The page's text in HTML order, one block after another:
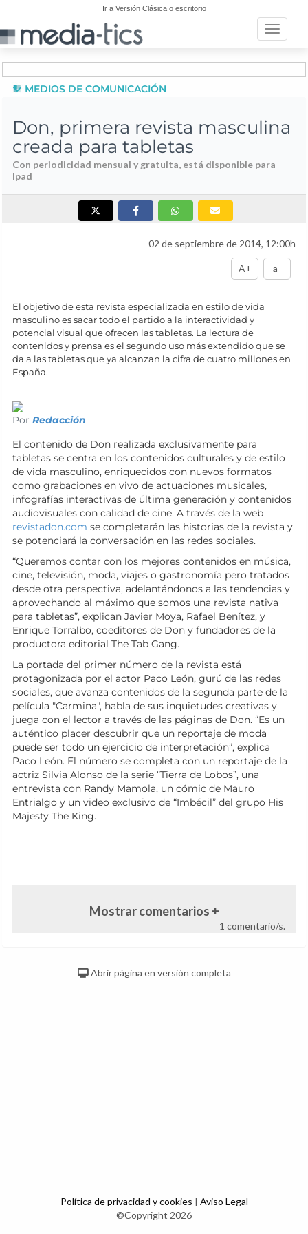
Ir a Versión Clásica o escritorio
Toggle
MEDIOS DE COMUNICACIÓN
Don, primera revista masculina
creada para tabletas
Con periodicidad mensual y gratuita, está disponible para
Ipad
02 de septiembre de 2014, 12:00h
A+ a-
El objetivo de esta revista especializada en estilo de vida
masculino es sacar todo el partido a la interactividad y
potencial visual que ofrecen las tabletas. La lectura de
contenidos y prensa es el segundo uso más extendido que se
da a las tabletas que ya alcanzan la cifra de cuatro millones en
España.
Por Redacción
El contenido de Don realizada exclusivamente para
tabletas se centra en los contenidos culturales y de estilo
de vida masculino, enriquecidos con nuevos formatos
como grabaciones en vivo de actuaciones musicales,
infografías interactivas de última generación y contenidos
audiovisuales con calidad de cine. A través de la web
revistadon.com se completarán las historias de la revista y
se potenciará la conversación en las redes sociales.
“Queremos contar con los mejores contenidos en música,
cine, televisión, moda, viajes o gastronomía pero tratados
desde otra perspectiva, adelantándonos a las tendencias y
aprovechando al máximo que somos una revista nativa
para tabletas”, explican Javier Moya, Rafael Benítez, y
Enrique Torralbo, coeditores de Don y fundadores de la
productora editorial The Tab Gang.
La portada del primer número de la revista está
protagonizada por el actor Paco León, gurú de las redes
sociales, que avanza contenidos de la segunda parte de la
película "Carmina", habla de sus inquietudes creativas y
juega con el lector a través de las páginas de Don. “Es un
auténtico placer descubrir que un reportaje de moda
puede ser todo un ejercicio de interpretación”, explica
Paco León. El número se completa con un reportaje de la
actriz Silvia Alonso de la serie “Tierra de Lobos”, una
entrevista con Randy Mamola, un cómic de Mauro
Entrialgo y un video exclusivo de “Imbécil” del grupo His
Majesty The King.
Mostrar comentarios +
1 comentario/s.
Abrir página en versión completa
Política de privacidad y cookies | Aviso Legal
©Copyright 2026